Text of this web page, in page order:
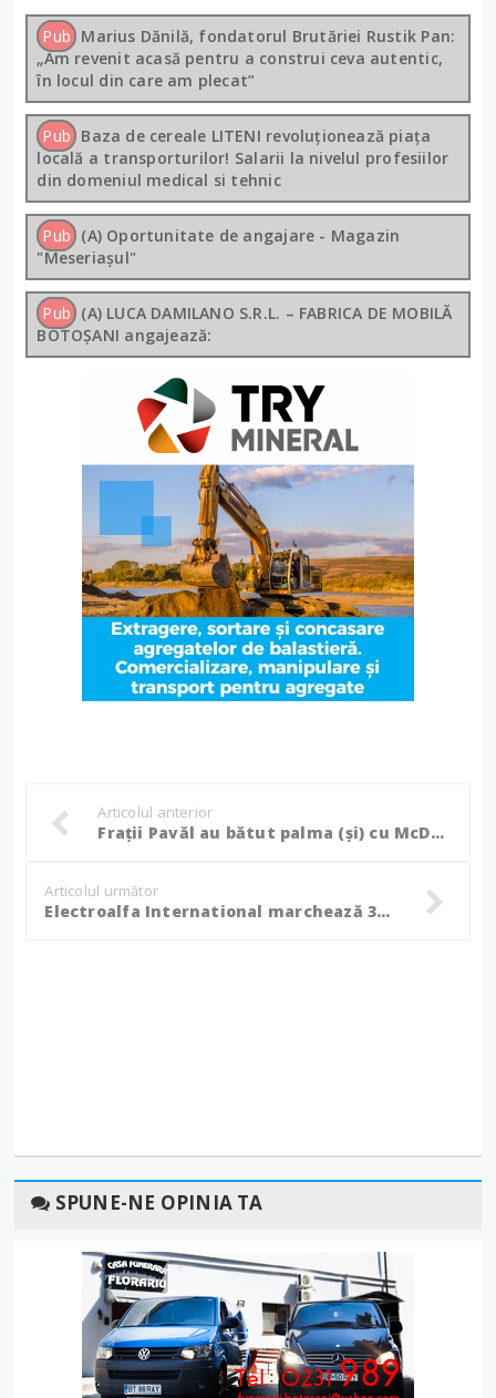
Pub Marius Dănilă, fondatorul Brutăriei Rustik Pan:
„Am revenit acasă pentru a construi ceva autentic,
în locul din care am plecat”
Pub Baza de cereale LITENI revoluționează piața
locală a transporturilor! Salarii la nivelul profesiilor
din domeniul medical si tehnic
Pub (A) Oportunitate de angajare - Magazin
"Meseriașul"
Pub (A) LUCA DAMILANO S.R.L. – FABRICA DE MOBILĂ
BOTOȘANI angajează:
Articolul anterior
Frații Pavăl au bătut palma (și) cu McDonald's, patronii Dedeman au demarat un nou mare proiect!
Articolul următor
Electroalfa International marchează 35 de ani de dezvoltare!
SPUNE-NE OPINIA TA